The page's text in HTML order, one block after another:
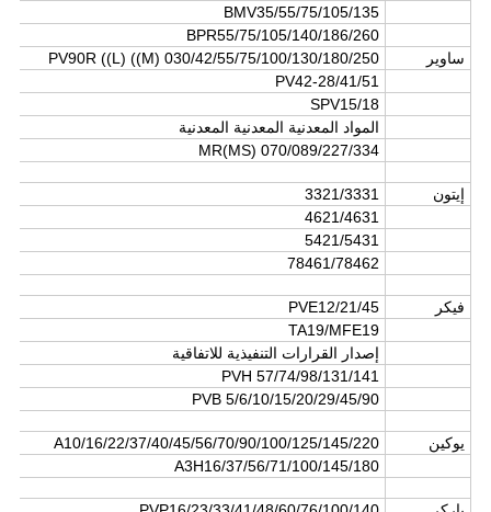
BMV35/55/75/105/135
BPR55/75/105/140/186/260
ساوير
PV90R ((L) ((M) 030/42/55/75/100/130/180/250
PV42-28/41/51
SPV15/18
المواد المعدنية المعدنية المعدنية
MR(MS) 070/089/227/334
إيتون
3321/3331
4621/4631
5421/5431
78461/78462
فيكر
PVE12/21/45
TA19/MFE19
إصدار القرارات التنفيذية للاتفاقية
PVH 57/74/98/131/141
PVB 5/6/10/15/20/29/45/90
يوكين
A10/16/22/37/40/45/56/70/90/100/125/145/220
A3H16/37/56/71/100/145/180